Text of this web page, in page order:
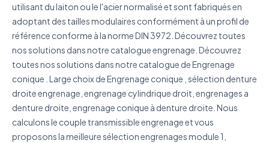
utilisant du laiton ou le l'acier normalisé et sont fabriqués en
adoptant des tailles modulaires conformément à un profil de
référence conforme à la norme DIN 3972. Découvrez toutes
nos solutions dans notre catalogue engrenage. Découvrez
toutes nos solutions dans notre catalogue de Engrenage
conique . Large choix de Engrenage conique , sélection denture
droite engrenage, engrenage cylindrique droit, engrenages a
denture droite, engrenage conique à denture droite. Nous
calculons le couple transmissible engrenage et vous
proposons la meilleure sélection engrenages module 1,
Décrivez votre besoin
ma demande.Politique de confidentialité
Envoyer ma demande de devis